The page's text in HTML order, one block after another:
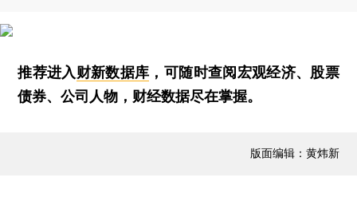
推荐进入财新数据库 ，可随时查阅宏观经济、股票
债券、公司人物，财经数据尽在掌握。
版面编辑：黄炜新